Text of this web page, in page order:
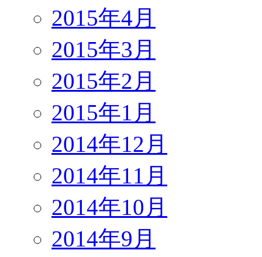
2015年4月
2015年3月
2015年2月
2015年1月
2014年12月
2014年11月
2014年10月
2014年9月